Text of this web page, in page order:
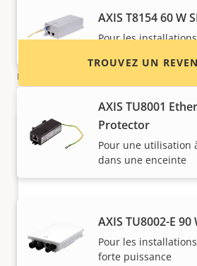
l'environnement est composé à
recyclé. Le haut-parleur étant
traduit par des coûts d’achat et
raisonnables.
AXIS T8154 60 W
Pour les
AXIS TU8001
Protector
Pour une utilisation
dans une enceinte
AXIS TU8002-E
Pour les
forte puissance
TROUVEZ UN
Vous voulez vendre des